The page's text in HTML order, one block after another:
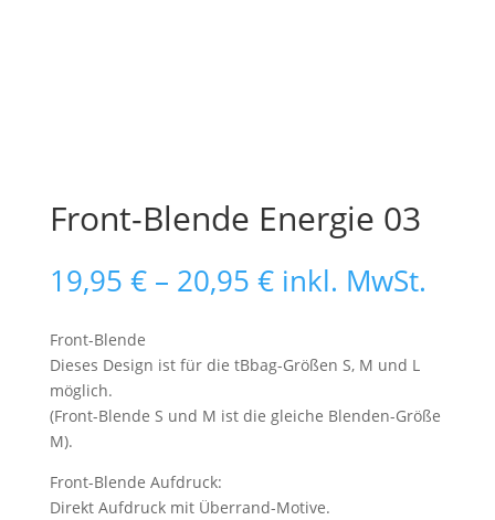
Front-Blende Energie 03
19,95 € – 20,95 €Preisspanne:
19,95 €
20,95 €
inkl. MwSt.
Front-Blende
Dieses Design ist für die tBbag-Größen S, M und L
möglich.
(Front-Blende S und M ist die gleiche Blenden-Größe
M).
Front-Blende Aufdruck:
Direkt Aufdruck mit Überrand-Motive.